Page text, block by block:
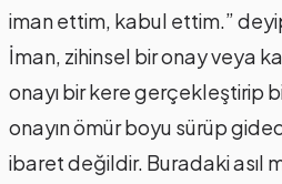
iman ettim, kabul ettim.”
İman, zihinsel bir onay veya
onayı bir kere gerçekleştirip
onayın ömür boyu sürüp
ibaret değildir. Buradaki asıl